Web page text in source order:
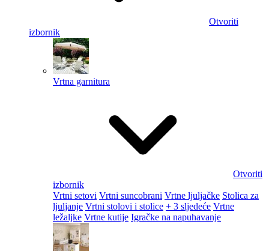
Otvoriti
izbornik
Vrtna garnitura
Otvoriti
izbornik
Vrtni setovi Vrtni suncobrani Vrtne ljuljačke Stolica za
ljuljanje Vrtni stolovi i stolice + 3 sljedeće Vrtne
ležaljke Vrtne kutije Igračke na napuhavanje